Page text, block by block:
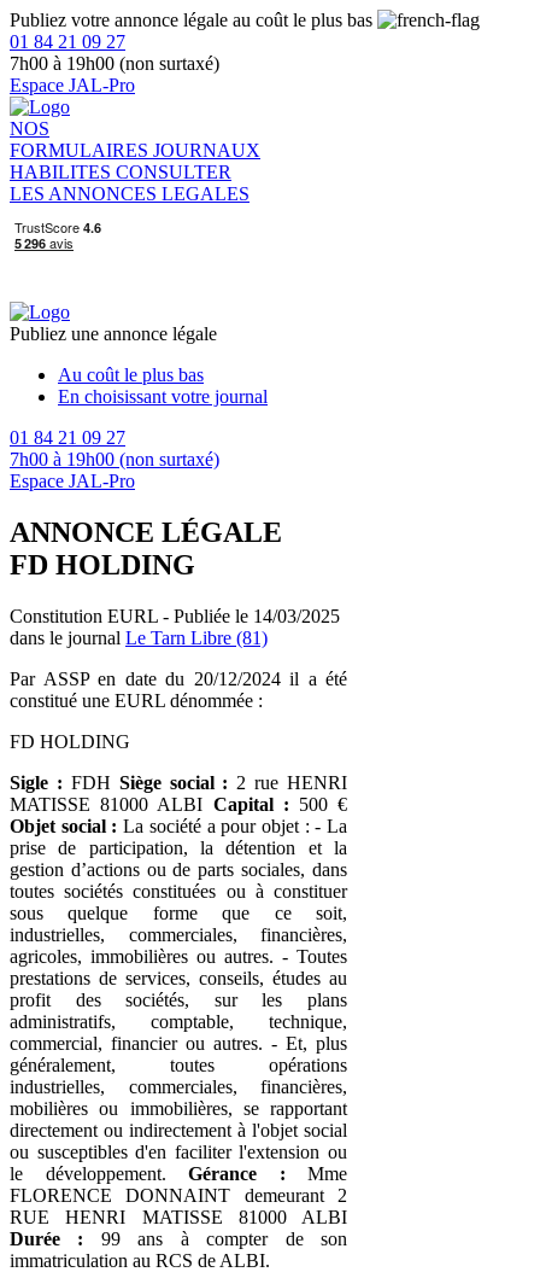
Publiez votre annonce légale au coût le plus bas
01 84 21 09 27
7h00 à 19h00 (non surtaxé)
Espace JAL-Pro
NOS
FORMULAIRES JOURNAUX
HABILITES CONSULTER
LES ANNONCES LEGALES
Publiez une annonce légale
Au coût le plus bas
En choisissant votre journal
01 84 21 09 27
7h00 à 19h00 (non surtaxé)
Espace JAL-Pro
ANNONCE LÉGALE
FD HOLDING
Constitution EURL - Publiée le 14/03/2025
dans le journal Le Tarn Libre (81)
Par ASSP en date du 20/12/2024 il a été
constitué une EURL dénommée :
FD HOLDING
Sigle : FDH Siège social : 2 rue HENRI
MATISSE 81000 ALBI Capital : 500 €
Objet social : La société a pour objet : - La
prise de participation, la détention et la
gestion d’actions ou de parts sociales, dans
toutes sociétés constituées ou à constituer
sous quelque forme que ce soit,
industrielles, commerciales, financières,
agricoles, immobilières ou autres. - Toutes
prestations de services, conseils, études au
profit des sociétés, sur les plans
administratifs, comptable, technique,
commercial, financier ou autres. - Et, plus
généralement, toutes opérations
industrielles, commerciales, financières,
mobilières ou immobilières, se rapportant
directement ou indirectement à l'objet social
ou susceptibles d'en faciliter l'extension ou
le développement. Gérance : Mme
FLORENCE DONNAINT demeurant 2
RUE HENRI MATISSE 81000 ALBI
Durée : 99 ans à compter de son
immatriculation au RCS de ALBI.